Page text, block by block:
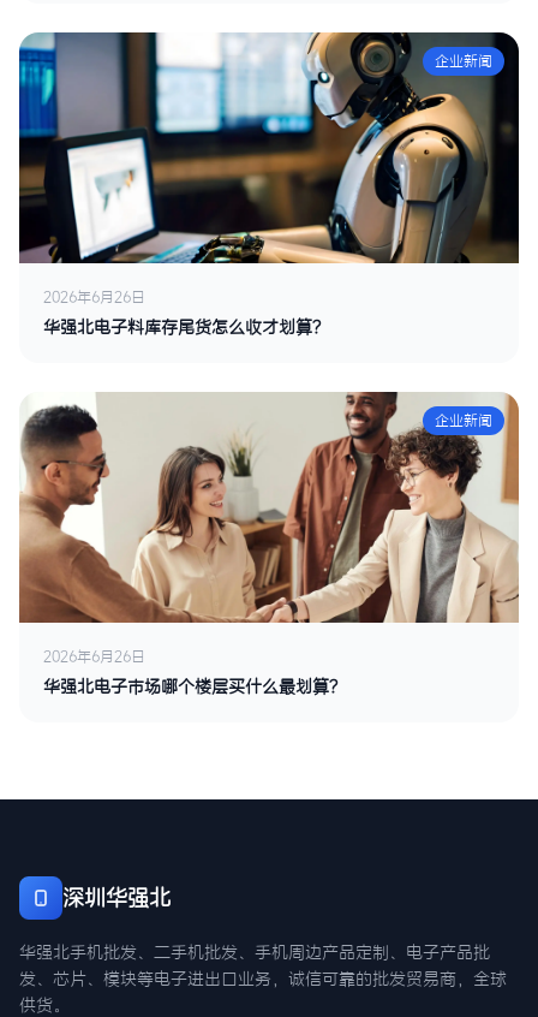
企业新闻
2026年6月26日
华强北电子料库存尾货怎么收才划算？
企业新闻
2026年6月26日
华强北电子市场哪个楼层买什么最划算？
深圳华强北
华强北手机批发、二手机批发、手机周边产品定制、电子产品批
发、芯片、模块等电子进出口业务，诚信可靠的批发贸易商，全球
供货。